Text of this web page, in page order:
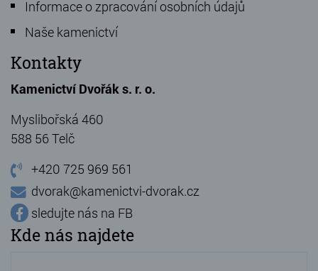
Informace o zpracování osobních údajů
Naše kamenictví
Kontakty
Kamenictví Dvořák s. r. o.
Myslibořská 460
588 56 Telč
+420 725 969 561
dvorak@kamenictvi-dvorak.cz
sledujte nás na FB
Kde nás najdete